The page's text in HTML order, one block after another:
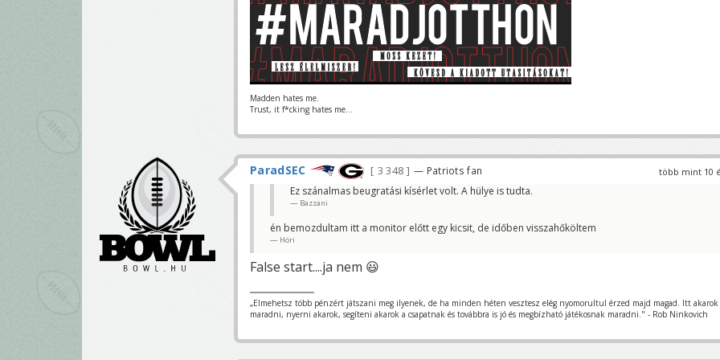
Madden hates me.
Trust, it f*cking hates me...
több mint 10
ParadSEC 3 348 — Patriots fan
Ez szánalmas beugratási kísérlet volt. A hülye is tudta.
Bazzani
én bemozdultam itt a monitor előtt egy kicsit, de időben visszahőköltem
Höri
False start....ja nem 😃
„Elmehetsz több pénzért játszani meg ilyenek, de ha minden héten vesztesz elég nyomorultul érzed majd magad. Itt akarok
maradni, nyerni akarok, segíteni akarok a csapatnak és továbbra is jó és megbízható játékosnak maradni." - Rob Ninkovich